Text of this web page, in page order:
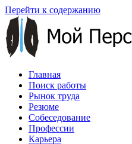
Перейти к содержанию
Главная
Поиск работы
Рынок труда
Резюме
Собеседование
Профессии
Карьера